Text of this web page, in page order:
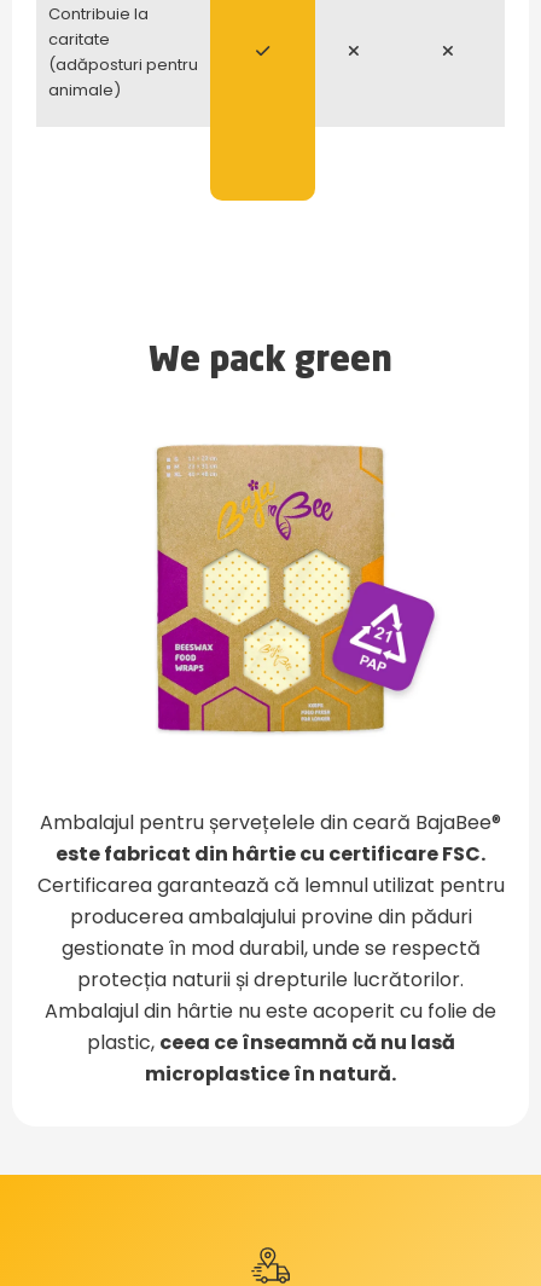
Contribuie la
caritate
(adăposturi pentru
animale)
We pack green
Ambalajul pentru șervețelele din ceară BajaBee®
este fabricat din hârtie cu certificare FSC.
Certificarea garantează că lemnul utilizat pentru
producerea ambalajului provine din păduri
gestionate în mod durabil, unde se respectă
protecția naturii și drepturile lucrătorilor.
Ambalajul din hârtie nu este acoperit cu folie de
plastic, ceea ce înseamnă că nu lasă
microplastice în natură.